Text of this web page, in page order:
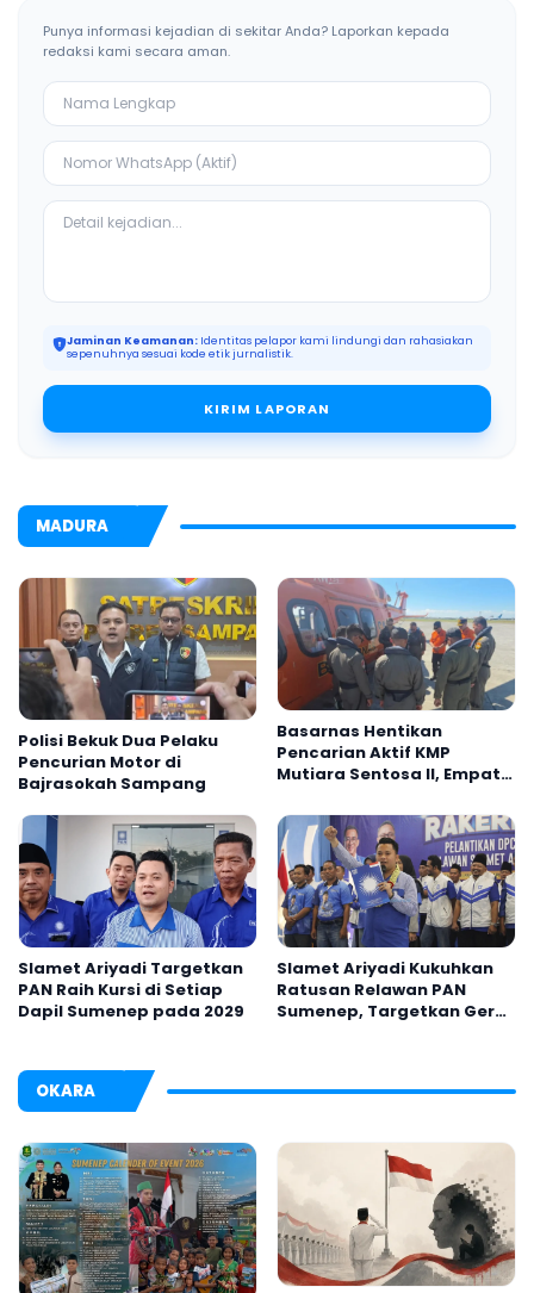
Punya informasi kejadian di sekitar Anda? Laporkan kepada
redaksi kami secara aman.
Jaminan Keamanan: Identitas pelapor kami lindungi dan rahasiakan
sepenuhnya sesuai kode etik jurnalistik.
KIRIM LAPORAN
MADURA
Polisi Bekuk Dua Pelaku
Pencurian Motor di
Bajrasokah Sampang
Basarnas Hentikan
Pencarian Aktif KMP
Mutiara Sentosa II, Empat
Slamet Ariyadi Targetkan
PAN Raih Kursi di Setiap
Dapil Sumenep pada 2029
Slamet Ariyadi Kukuhkan
Ratusan Relawan PAN
Sumenep, Targetkan Gerak
OKARA